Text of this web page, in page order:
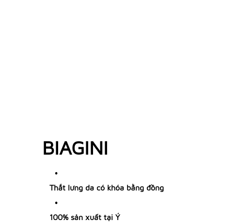
BIAGINI
Thắt lưng da có khóa bằng đồng
100% sản xuất tại Ý